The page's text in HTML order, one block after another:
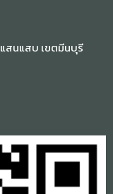
แสนแสบ เขตมีนบุรี